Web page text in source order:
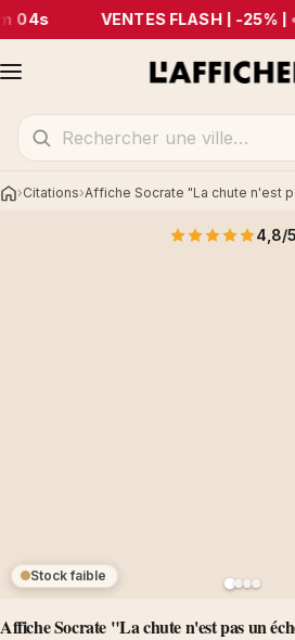
04s VENTES FLASH | -25% | •
AccueilCitations
Affiche Socrate "La chute n'est pas un
Stock faible
4,8/5